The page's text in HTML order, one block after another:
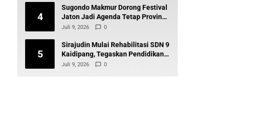
4
Sugondo Makmur Dorong Festival
Jaton Jadi Agenda Tetap Provinsi,
Kiai Mojo Kembali Disuarakan
Juli 9, 2026 0
5
Sirajudin Mulai Rehabilitasi SDN 9
Kaidipang, Tegaskan Pendidikan
Tetap Prioritas Daerah
Juli 9, 2026 0